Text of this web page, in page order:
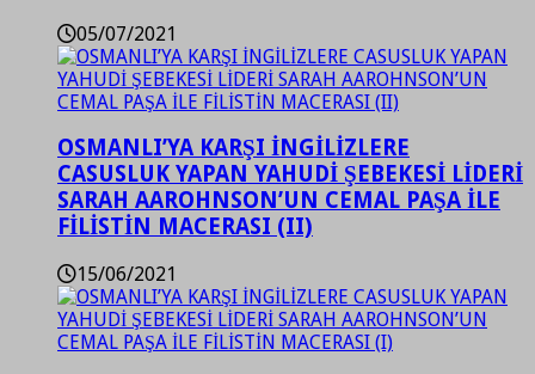
05/07/2021
OSMANLI’YA KARŞI İNGİLİZLERE
CASUSLUK YAPAN YAHUDİ ŞEBEKESİ LİDERİ
SARAH AAROHNSON’UN CEMAL PAŞA İLE
FİLİSTİN MACERASI (II)
15/06/2021